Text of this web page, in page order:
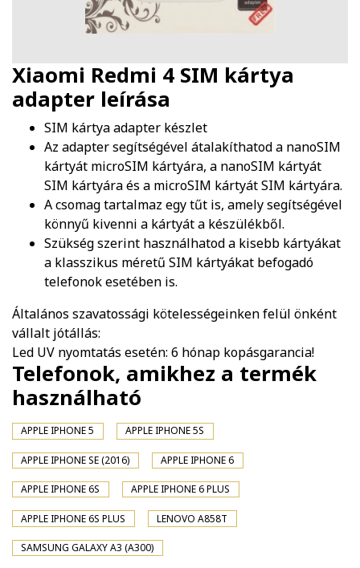
Xiaomi Redmi 4 SIM kártya
adapter leírása
SIM kártya adapter készlet
Az adapter segítségével átalakíthatod a nanoSIM
kártyát microSIM kártyára, a nanoSIM kártyát
SIM kártyára és a microSIM kártyát SIM kártyára.
A csomag tartalmaz egy tűt is, amely segítségével
könnyű kivenni a kártyát a készülékből.
Szükség szerint használhatod a kisebb kártyákat
a klasszikus méretű SIM kártyákat befogadó
telefonok esetében is.
Általános szavatossági kötelességeinken felül önként
vállalt jótállás:
Led UV nyomtatás esetén: 6 hónap kopásgarancia!
Telefonok, amikhez a termék
használható
APPLE IPHONE 5 APPLE IPHONE 5S
APPLE IPHONE SE (2016) APPLE IPHONE 6
APPLE IPHONE 6S APPLE IPHONE 6 PLUS
APPLE IPHONE 6S PLUS LENOVO A858T
SAMSUNG GALAXY A3 (A300)